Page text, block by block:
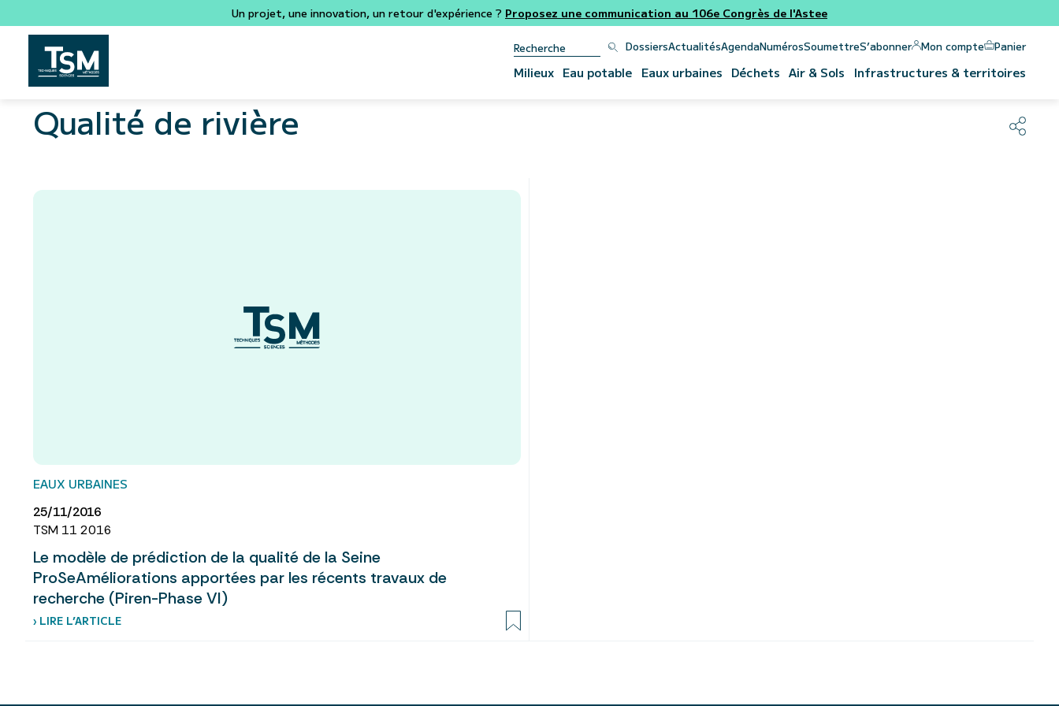
Un projet, une innovation, un retour d'expérience ? Proposez une communication au 106e Congrès de l'Astee
DossiersActualitésAgendaNumérosSoumettreS’abonner Mon compte Panier
Milieux Eau potable Eaux urbaines Déchets Air & Sols Infrastructures & territoires
Qualité de rivière
EAUX URBAINES
25/11/2016
TSM 11 2016
Le modèle de prédiction de la qualité de la Seine
ProSeAméliorations apportées par les récents travaux de
recherche (Piren-Phase VI)
› LIRE L’ARTICLE